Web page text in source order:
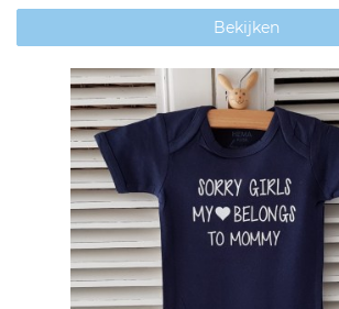
Bekijken